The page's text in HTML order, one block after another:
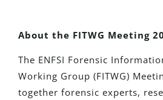
About the FITWG Meeting
The ENFSI Forensic
Working Group (FITWG)
together forensic experts,